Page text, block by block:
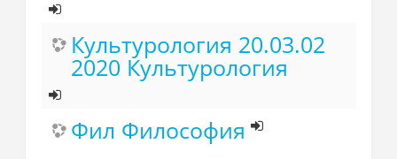
Культурология 20.03.02
2020 Культурология
Фил Философия